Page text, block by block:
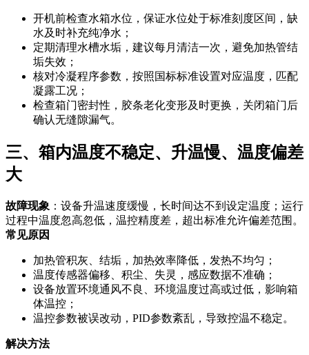
开机前检查水箱水位，保证水位处于标准刻度区间，缺
水及时补充纯净水；
定期清理水槽水垢，建议每月清洁一次，避免加热管结
垢失效；
核对冷凝程序参数，按照国标标准设置对应温度，匹配
凝露工况；
检查箱门密封性，胶条老化变形及时更换，关闭箱门后
确认无缝隙漏气。
三、箱内温度不稳定、升温慢、温度偏差
大
故障现象 ：设备升温速度缓慢，长时间达不到设定温度；运行
过程中温度忽高忽低，温控精度差，超出标准允许偏差范围。
常见原因
加热管积灰、结垢，加热效率降低，发热不均匀；
温度传感器偏移、积尘、失灵，感应数据不准确；
设备放置环境通风不良、环境温度过高或过低，影响箱
体温控；
温控参数被误改动，PID参数紊乱，导致控温不稳定。
解决方法